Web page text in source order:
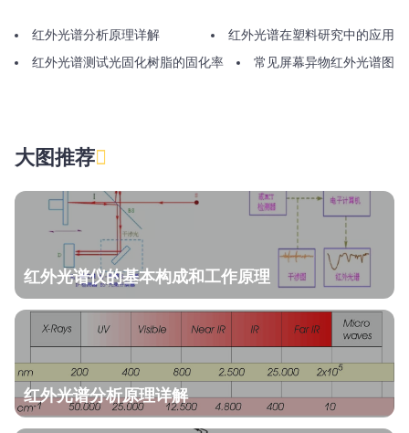
红外光谱分析原理详解
红外光谱在塑料研究中的应用
红外光谱测试光固化树脂的固化率
常见屏幕异物红外光谱图
大图推荐
红外光谱仪的基本构成和工作原理
红外光谱分析原理详解